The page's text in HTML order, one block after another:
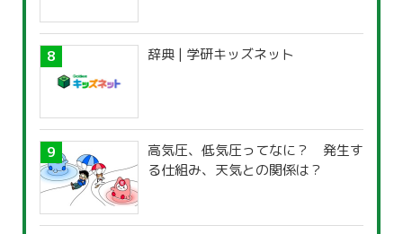
辞典 | 学研キッズネット
高気圧、低気圧ってなに？ 発生す
る仕組み、天気との関係は？